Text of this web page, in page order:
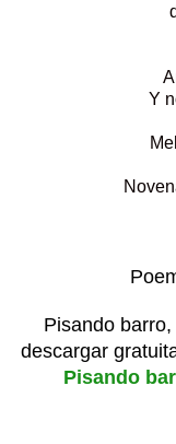
Y
Pisando
descargar
Pisando